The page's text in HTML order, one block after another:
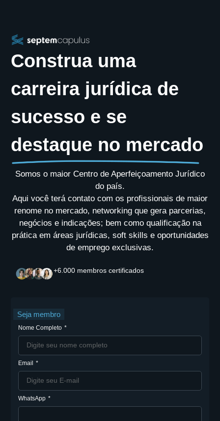
Construa uma
carreira jurídica de
sucesso e se
destaque no mercado
Somos o maior Centro de Aperfeiçoamento Jurídico
do país.
Aqui você terá contato com os profissionais de maior
renome no mercado, networking que gera parcerias,
negócios e indicações; bem como qualificação na
prática em áreas jurídicas, soft skills e oportunidades
de emprego exclusivas.
+6.000 membros certificados
Seja membro
Nome Completo
Email
WhatsApp